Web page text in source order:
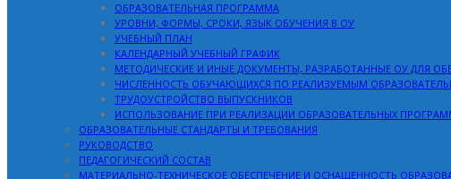
ОБРАЗОВАТЕЛЬНАЯ ПРОГРАММА
УРОВНИ, ФОРМЫ, СРОКИ, ЯЗЫК ОБУЧЕНИЯ В ОУ
УЧЕБНЫЙ ПЛАН
КАЛЕНДАРНЫЙ УЧЕБНЫЙ ГРАФИК
МЕТОДИЧЕСКИЕ И ИНЫЕ ДОКУМЕНТЫ, РАЗРАБОТАННЫЕ ОУ ДЛЯ
ЧИСЛЕННОСТЬ ОБУЧАЮЩИХСЯ ПО РЕАЛИЗУЕМЫМ
ТРУДОУСТРОЙСТВО ВЫПУСКНИКОВ
ИСПОЛЬЗОВАНИЕ ПРИ РЕАЛИЗАЦИИ ОБРАЗОВАТЕЛЬНЫХ
ОБРАЗОВАТЕЛЬНЫЕ СТАНДАРТЫ И ТРЕБОВАНИЯ
РУКОВОДСТВО
ПЕДАГОГИЧЕСКИЙ СОСТАВ
МАТЕРИАЛЬНО-ТЕХНИЧЕСКОЕ ОБЕСПЕЧЕНИЕ И ОСНАЩЕННОСТЬ